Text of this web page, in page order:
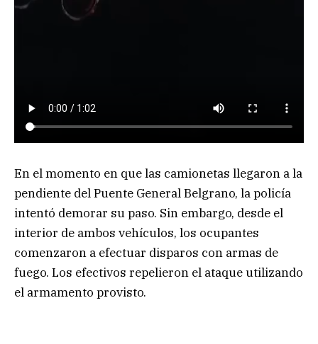
En el momento en que las camionetas llegaron a la
pendiente del Puente General Belgrano, la policía
intentó demorar su paso. Sin embargo, desde el
interior de ambos vehículos, los ocupantes
comenzaron a efectuar disparos con armas de
fuego. Los efectivos repelieron el ataque utilizando
el armamento provisto.